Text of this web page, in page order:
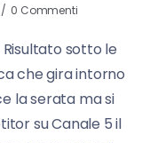
0 Commenti
Risultato sotto le
che gira intorno
la serata ma si
su Canale 5 il